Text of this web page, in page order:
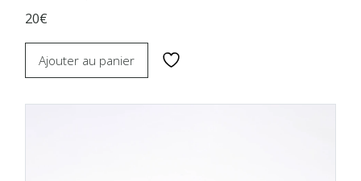
20€
Ajouter au panier